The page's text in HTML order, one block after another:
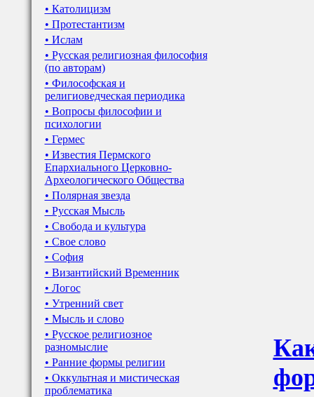
• Католицизм
• Протестантизм
• Ислам
• Русская религиозная философия
(по авторам)
• Философская и
религиоведческая периодика
• Вопросы философии и
психологии
• Гермес
• Известия Пермского
Епархиального Церковно-
Археологического Общества
• Полярная звезда
• Русская Мысль
• Свобода и культура
• Свое слово
• София
• Византийский Временник
• Логос
• Утренний свет
• Мысль и слово
• Русское религиозное
разномыслие
• Ранние формы религии
• Оккультная и мистическая
проблематика